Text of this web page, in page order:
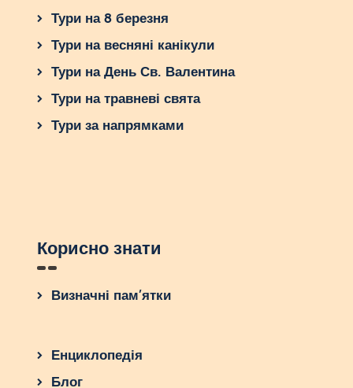
Тури на 8 березня
Тури на весняні канікули
Тури на День Св. Валентина
Тури на травневі свята
Тури за напрямками
Корисно знати
Визначні пам’ятки
Енциклопедія
Блог